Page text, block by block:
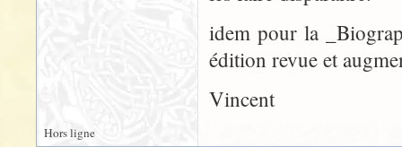
idem pour la
édition revue et
Vincent
Hors ligne